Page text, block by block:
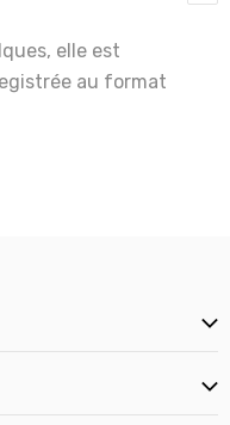
elle est
au format